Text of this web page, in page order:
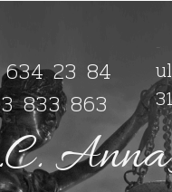
634 23 84
833 863